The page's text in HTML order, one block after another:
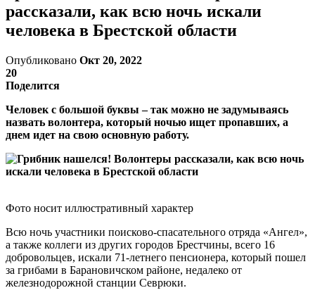
рассказали, как всю ночь искали
человека в Брестской области
Опубликовано Окт 20, 2022
20
Поделится
Человек с большой буквы – так можно не задумываясь
назвать волонтера, который ночью ищет пропавших, а
днем идет на свою основную работу.
Фото носит иллюстративный характер
Всю ночь участники поисково-спасательного отряда «Ангел»,
а также коллеги из других городов Брестчины, всего 16
добровольцев, искали 71-летнего пенсионера, который пошел
за грибами в Барановичском районе, недалеко от
железнодорожной станции Севрюки.